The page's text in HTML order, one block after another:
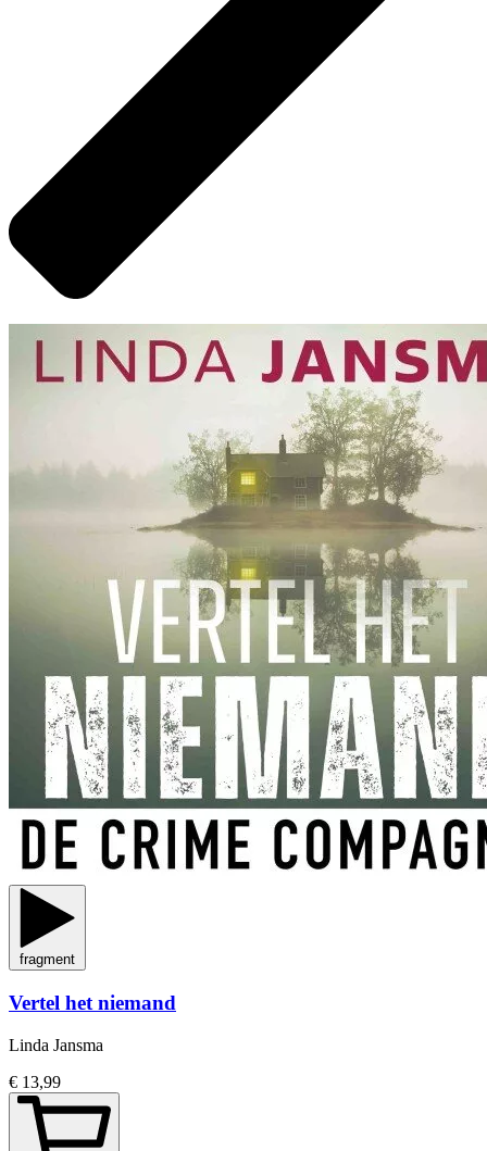
fragment
Vertel het niemand
Linda Jansma
€ 13,99